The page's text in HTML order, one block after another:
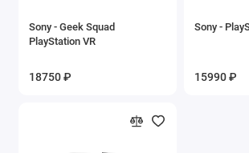
Sony - Geek Squad
PlayStation VR
18750 ₽
Sony -
15990 ₽